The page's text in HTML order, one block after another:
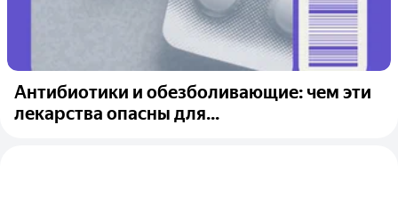
Антибиотики и обезболивающие: чем эти
лекарства опасны для...